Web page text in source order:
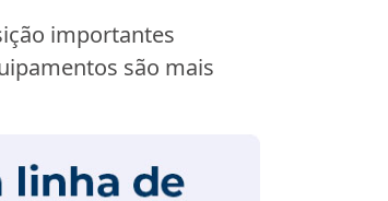
importantes
são mais